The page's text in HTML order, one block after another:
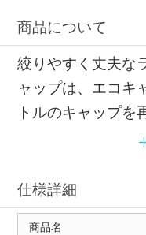
商品について
絞りやすく丈夫な
ャップは、エコキ
トルのキャップを
仕様詳細
商品名